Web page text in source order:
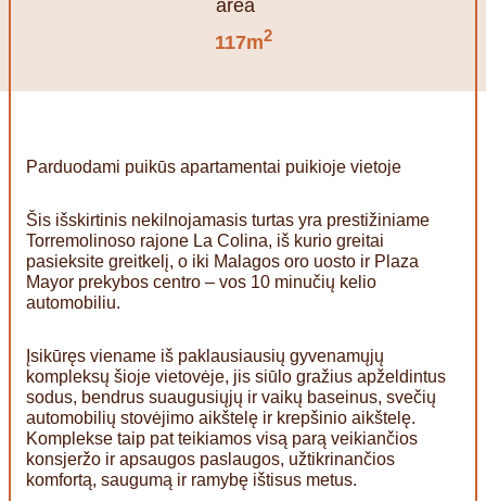
117m2
Parduodami puikūs apartamentai puikioje vietoje
Šis išskirtinis nekilnojamasis turtas yra prestižiniame
Torremolinoso rajone La Colina, iš kurio greitai
pasieksite greitkelį, o iki Malagos oro uosto ir Plaza
Mayor prekybos centro – vos 10 minučių kelio
automobiliu.
Įsikūręs viename iš paklausiausių gyvenamųjų
kompleksų šioje vietovėje, jis siūlo gražius apželdintus
sodus, bendrus suaugusiųjų ir vaikų baseinus, svečių
automobilių stovėjimo aikštelę ir krepšinio aikštelę.
Komplekse taip pat teikiamos visą parą veikiančios
konsjeržo ir apsaugos paslaugos, užtikrinančios
komfortą, saugumą ir ramybę ištisus metus.